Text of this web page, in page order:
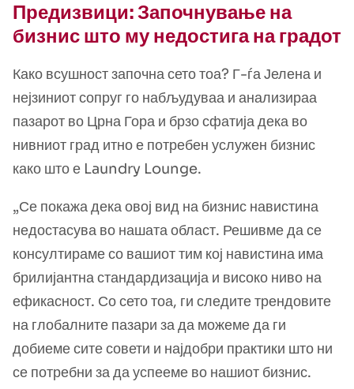
Предизвици: Започнување на
бизнис што му недостига на градот
Како всушност започна сето тоа? Г-ѓа Јелена и
нејзиниот сопруг го набљудуваа и анализираа
пазарот во Црна Гора и брзо сфатија дека во
нивниот град итно е потребен услужен бизнис
како што е Laundry Lounge.
„Се покажа дека овој вид на бизнис навистина
недостасува во нашата област. Решивме да се
консултираме со вашиот тим кој навистина има
брилијантна стандардизација и високо ниво на
ефикасност. Со сето тоа, ги следите трендовите
на глобалните пазари за да можеме да ги
добиеме сите совети и најдобри практики што ни
се потребни за да успееме во нашиот бизнис.